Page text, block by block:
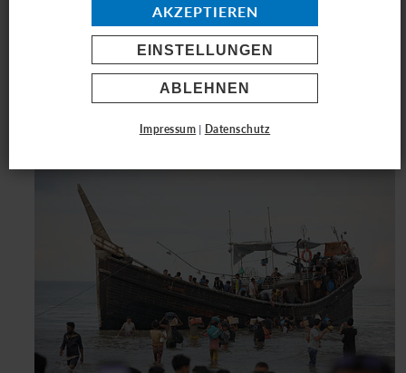
AKZEPTIEREN
EINSTELLUNGEN
ABLEHNEN
Impressum | Datenschutz
Tödliche Fluchtrouten: Seenotrettung eine
humanitäre Pflicht